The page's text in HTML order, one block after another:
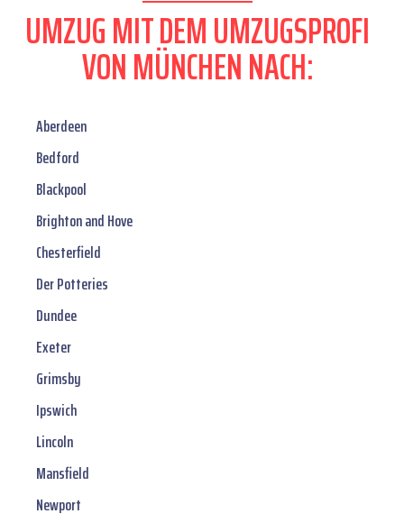
UMZUG MIT DEM UMZUGSPROFI
VON MÜNCHEN NACH:
Aberdeen
Bedford
Blackpool
Brighton and Hove
Chesterfield
Der Potteries
Dundee
Exeter
Grimsby
Ipswich
Lincoln
Mansfield
Newport